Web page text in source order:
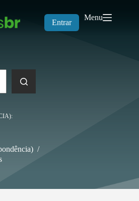
Entrar
Menu
/